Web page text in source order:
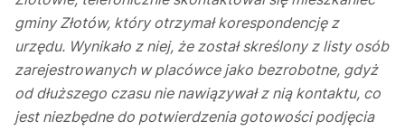
gminy Złotów, który otrzymał korespondencję z
urzędu. Wynikało z niej, że został skreślony z listy osób
zarejestrowanych w placówce jako bezrobotne, gdyż
od dłuższego czasu nie nawiązywał z nią kontaktu, co
jest niezbędne do potwierdzenia gotowości podjęcia